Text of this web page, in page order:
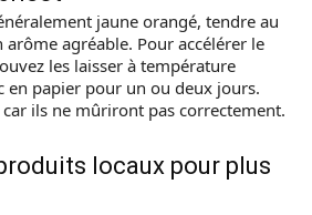
jaune orangé, tendre au
arôme agréable. Pour accélérer le
les laisser à température
en papier pour un ou deux jours.
ils ne mûriront pas correctement.
locaux pour plus